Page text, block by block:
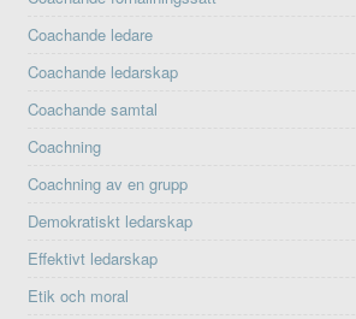
Coachande ledare
Coachande ledarskap
Coachande samtal
Coachning
Coachning av en grupp
Demokratiskt ledarskap
Effektivt ledarskap
Etik och moral